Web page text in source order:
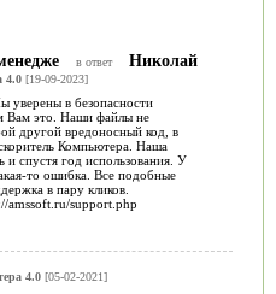
в ответ Николай
4.0[19-09-2023]
уверены в безопасности
Вам это. Наши файлы не
другой вредоносный код, в
Компьютера. Наша
и спустя год использования. У
то ошибка. Все подобные
в пару кликов.
amssoft.ru/support.php
4.0[05-02-2021]